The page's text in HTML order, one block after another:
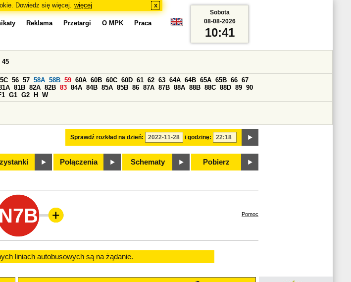
Dowiedz się więcej. więcej x
Reklama Przetargi O MPK Praca
Sprawdź rozkład na dzień: i godzinę:
45
56 57 58A 58B 59 60A 60B 60C 60D 61 62 63 64A 64B 65A 65B 66 67
81B 82A 82B 83 84A 84B 85A 85B 86 87A 87B 88A 88B 88C 88D 89 90
G1 G2 H W
Połączenia Schematy Pobierz
Sobota
08-08-2026
10:41
Pomoc
liniach autobusowych są na żądanie.